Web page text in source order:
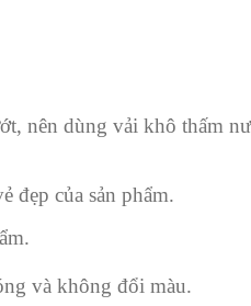
nên dùng vải khô thấm
đẹp của sản phẩm.
và không đổi màu.